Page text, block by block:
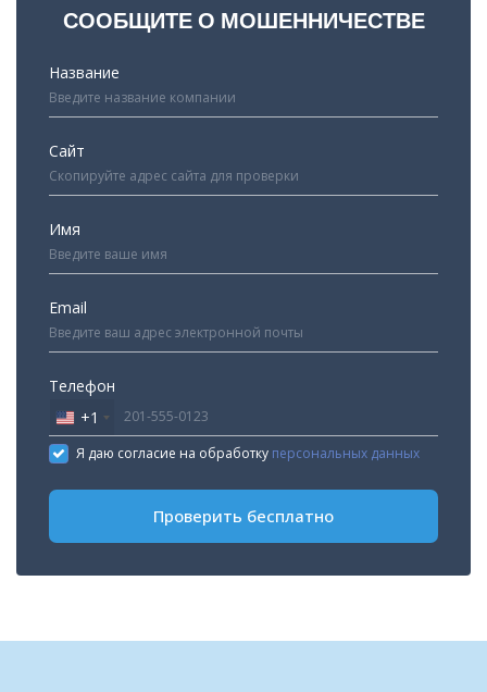
СООБЩИТЕ О МОШЕННИЧЕСТВЕ
Название
Сайт
Имя
Email
Телефон
United
States
+1
+1
Я даю согласие на обработку персональных данных
Проверить бесплатно